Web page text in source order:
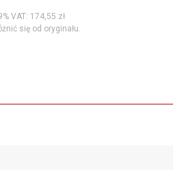
VAT: 174,55 zł
się od oryginału.